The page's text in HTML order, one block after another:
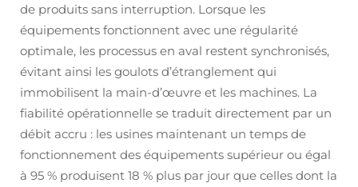
de produits sans interruption. Lorsque les
équipements fonctionnent avec une régularité
optimale, les processus en aval restent synchronisés,
évitant ainsi les goulots d’étranglement qui
immobilisent la main-d’œuvre et les machines. La
fiabilité opérationnelle se traduit directement par un
débit accru : les usines maintenant un temps de
fonctionnement des équipements supérieur ou égal
à 95 % produisent 18 % plus par jour que celles dont la